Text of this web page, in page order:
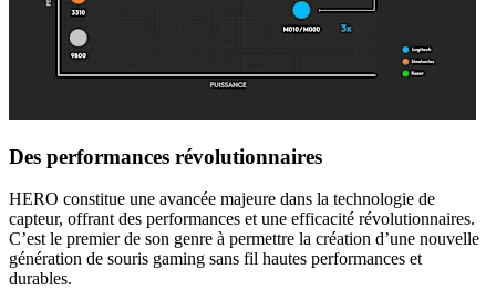
Des performances révolutionnaires
HERO constitue une avancée majeure dans la technologie de
capteur, offrant des performances et une efficacité révolutionnaires.
C’est le premier de son genre à permettre la création d’une nouvelle
génération de souris gaming sans fil hautes performances et
durables.